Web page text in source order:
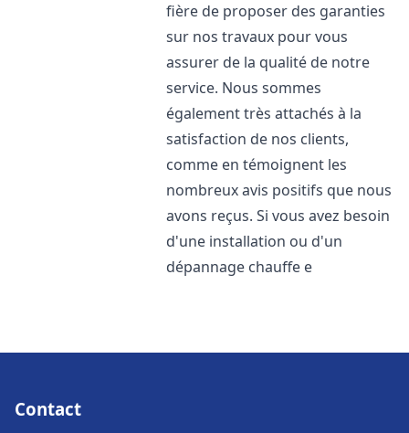
fière de proposer des garanties
sur nos travaux pour vous
assurer de la qualité de notre
service. Nous sommes
également très attachés à la
satisfaction de nos clients,
comme en témoignent les
nombreux avis positifs que nous
avons reçus. Si vous avez besoin
d'une installation ou d'un
dépannage chauffe e
Contact